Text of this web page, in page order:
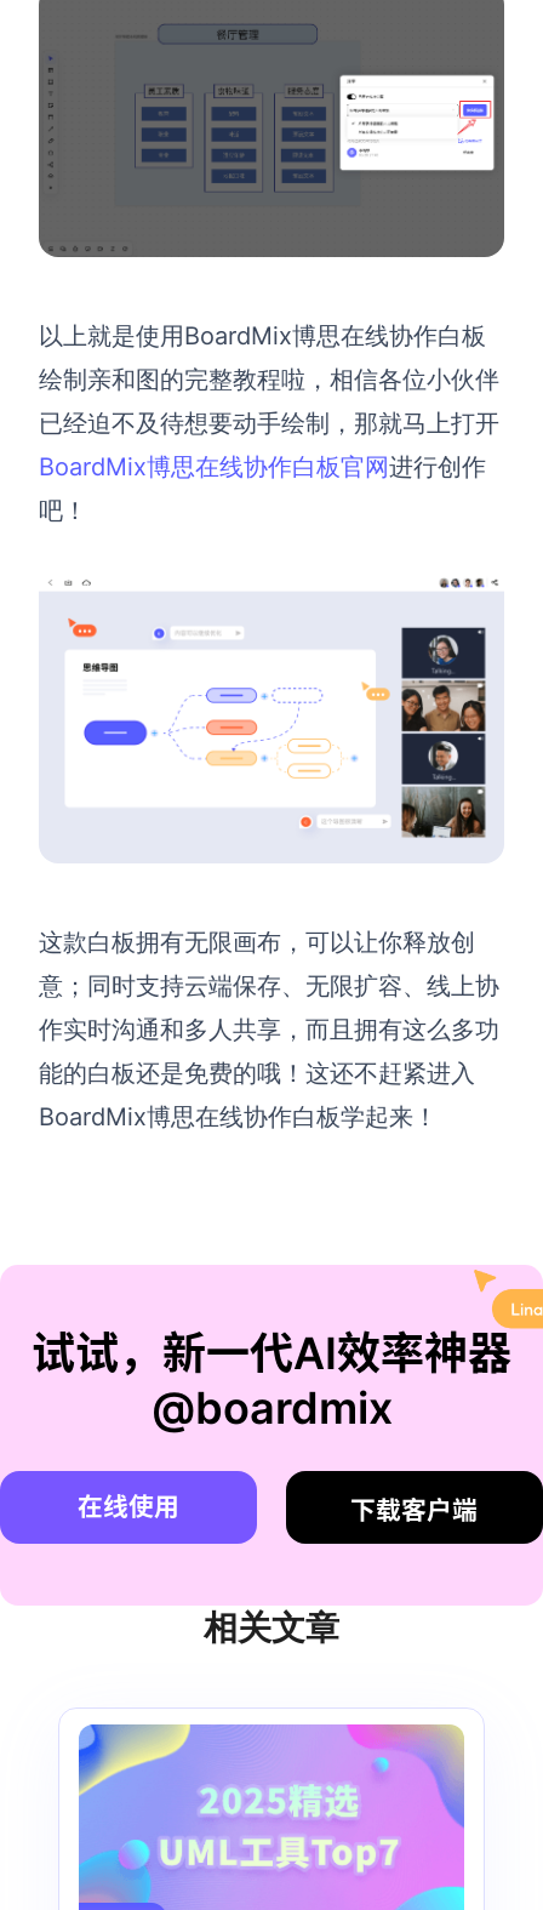
以上就是使用BoardMix博思在线协作白板
绘制亲和图的完整教程啦，相信各位小伙伴
已经迫不及待想要动手绘制，那就马上打开
BoardMix博思在线协作白板官网进行创作
吧！
这款白板拥有无限画布，可以让你释放创
意；同时支持云端保存、无限扩容、线上协
作实时沟通和多人共享，而且拥有这么多功
能的白板还是免费的哦！这还不赶紧进入
BoardMix博思在线协作白板学起来！
试试，新一代AI效率神器
@boardmix
在线使用 下载客户端
相关文章